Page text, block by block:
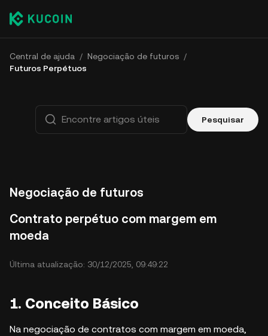
Central de ajuda / Negociação de futuros /
Futuros Perpétuos
Pesquisar
Negociação de futuros
Contrato perpétuo com margem em
moeda
Última atualização: 30/12/2025, 09:49:22
1. Conceito Básico
Na negociação de contratos com margem em moeda,